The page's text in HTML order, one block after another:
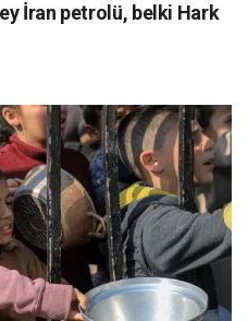
İran petrolü, belki Hark